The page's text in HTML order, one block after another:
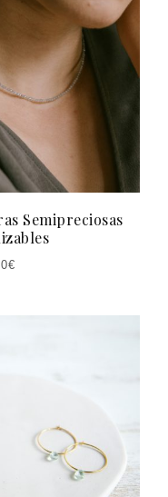
Semipreciosas
€